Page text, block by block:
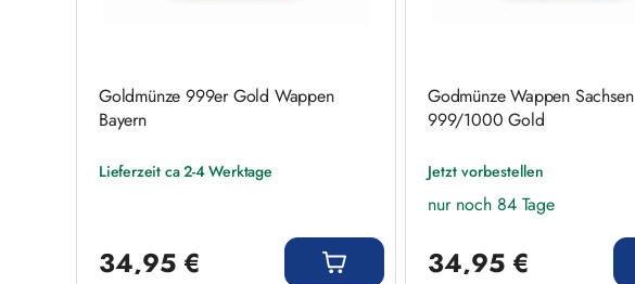
Goldmünze 999er Gold Wappen
Bayern
Lieferzeit ca 2-4 Werktage
34,95 €
Godmünze Wappen Sachsen
999/1000 Gold
Jetzt vorbestellen
nur noch 84 Tage
34,95 €